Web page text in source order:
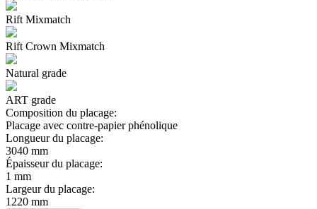
Rift Mixmatch
Rift Crown Mixmatch
Natural grade
ART grade
Composition du placage:
Placage avec contre-papier phénolique
Longueur du placage:
3040 mm
Épaisseur du placage:
1 mm
Largeur du placage:
1220 mm